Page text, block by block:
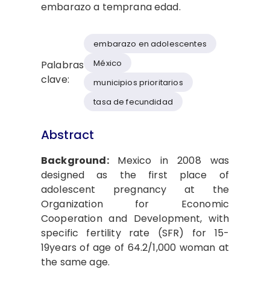
embarazo a temprana edad.
Palabras
clave:
embarazo en adolescentes
México
municipios prioritarios
tasa de fecundidad
Abstract
Background:
Mexico in 2008 was
designed as the first place of
adolescent pregnancy at the
Organization for Economic
Cooperation and Development, with
specific fertility rate (SFR) for 15-
19years of age of 64.2/1,000 woman at
the same age.